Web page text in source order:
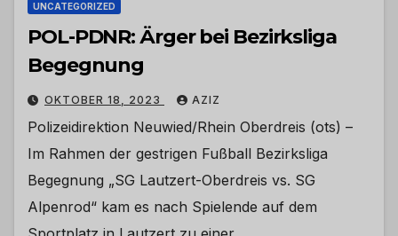
UNCATEGORIZED
POL-PDNR: Ärger bei Bezirksliga
Begegnung
OKTOBER 18, 2023 AZIZ
Polizeidirektion Neuwied/Rhein Oberdreis (ots) –
Im Rahmen der gestrigen Fußball Bezirksliga
Begegnung „SG Lautzert-Oberdreis vs. SG
Alpenrod“ kam es nach Spielende auf dem